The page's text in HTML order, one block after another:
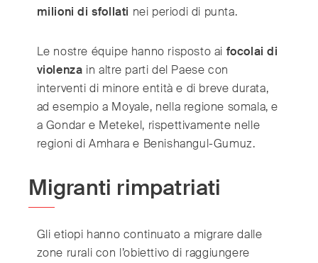
milioni di sfollati nei periodi di punta.
Le nostre équipe hanno risposto ai focolai di
violenza in altre parti del Paese con
interventi di minore entità e di breve durata,
ad esempio a Moyale, nella regione somala, e
a Gondar e Metekel, rispettivamente nelle
regioni di Amhara e Benishangul-Gumuz.
Migranti rimpatriati
Gli etiopi hanno continuato a migrare dalle
zone rurali con l’obiettivo di raggiungere